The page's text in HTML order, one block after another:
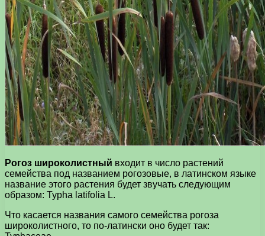
Рогоз широколистный входит в число растений
семейства под названием рогозовые, в латинском языке
название этого растения будет звучать следующим
образом: Typha latifolia L.
Что касается названия самого семейства рогоза
широколистного, то по-латински оно будет так: